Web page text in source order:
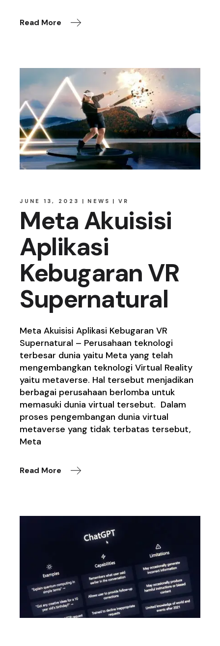
Read More
JUNE 13, 2023 NEWS VR
Meta Akuisisi
Aplikasi
Kebugaran VR
Supernatural
Meta Akuisisi Aplikasi Kebugaran VR
Supernatural – Perusahaan teknologi
terbesar dunia yaitu Meta yang telah
mengembangkan teknologi Virtual Reality
yaitu metaverse. Hal tersebut menjadikan
berbagai perusahaan berlomba untuk
memasuki dunia virtual tersebut. Dalam
proses pengembangan dunia virtual
metaverse yang tidak terbatas tersebut,
Meta
Read More